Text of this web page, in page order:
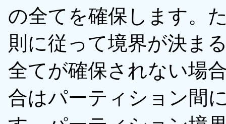
の全てを確保します。
則に従って境界が決ま
全てが確保されない場
合はパーティション間